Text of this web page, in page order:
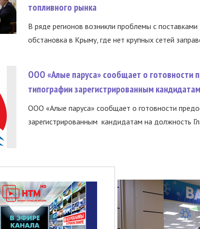
топливного рынка
В ряде регионов возникли проблемы с
обстановка в Крыму, где нет крупных сетей
ООО «Алые паруса» сообщает о готовности
типографии зарегистрированным кандидатам
ООО «Алые паруса» сообщает о готовности
зарегистрированным кандидатам на должность